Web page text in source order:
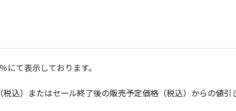
て表示しております。
込）またはセール終了後の販売予定価格（税込）からの値引